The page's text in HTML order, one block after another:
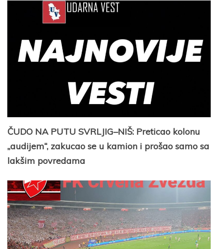
ČUDO NA PUTU SVRLJIG–NIŠ: Preticao kolonu
„audijem“, zakucao se u kamion i prošao samo sa
lakšim povredama